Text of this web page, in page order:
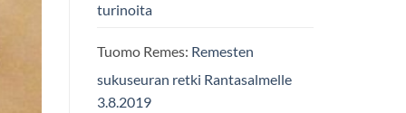
turinoita
Tuomo Remes: Remesten
sukuseuran retki Rantasalmelle
3.8.2019